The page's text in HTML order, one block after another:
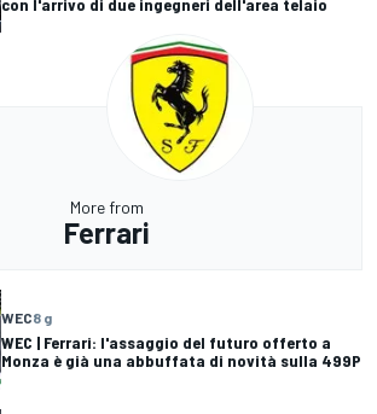
con l'arrivo di due ingegneri dell'area telaio
More from
Ferrari
WEC8 g
WEC | Ferrari: l'assaggio del futuro offerto a
Monza è già una abbuffata di novità sulla 499P